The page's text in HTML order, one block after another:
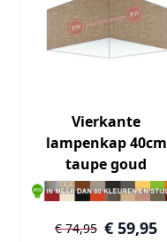
Vierkante
lampenkap 40cm
taupe goud
€ 59,95
€ 74,95